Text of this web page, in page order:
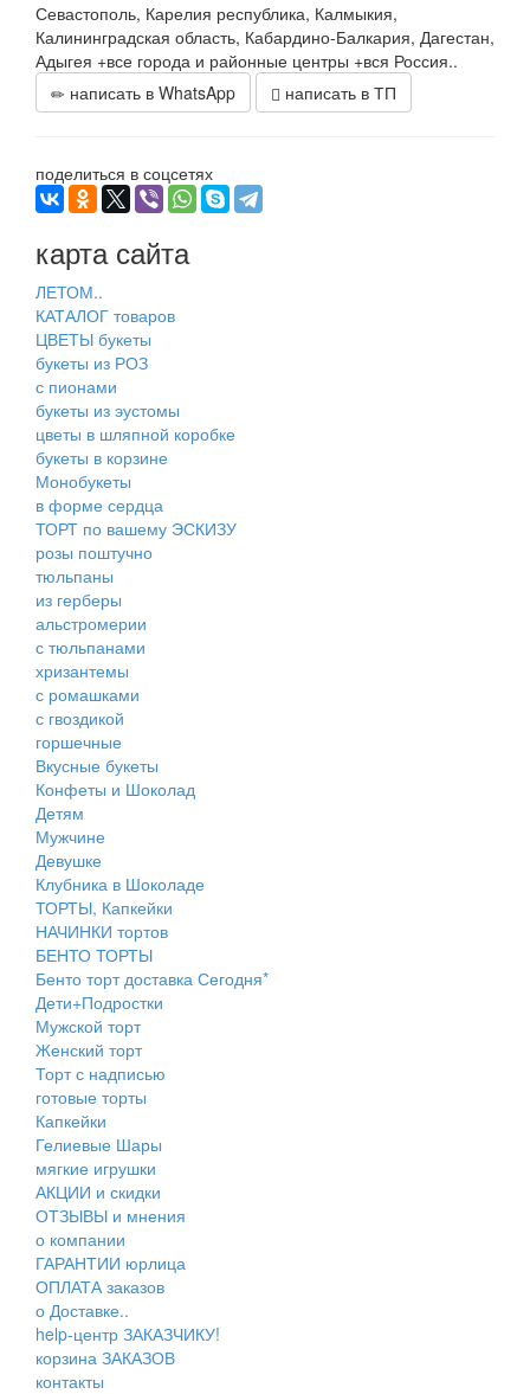
Севастополь, Карелия республика, Калмыкия,
Калининградская область, Кабардино-Балкария, Дагестан,
Адыгея +все города и районные центры +вся Россия..
написать в WhatsApp
написать в ТП
поделиться в соцсетях
карта сайта
ЛЕТОМ..
КАТАЛОГ товаров
ЦВЕТЫ букеты
букеты из РОЗ
с пионами
букеты из эустомы
цветы в шляпной коробке
букеты в корзине
Монобукеты
в форме сердца
ТОРТ по вашему ЭСКИЗУ
розы поштучно
тюльпаны
из герберы
альстромерии
с тюльпанами
хризантемы
с ромашками
с гвоздикой
горшечные
Вкусные букеты
Конфеты и Шоколад
Детям
Мужчине
Девушке
Клубника в Шоколаде
ТОРТЫ, Капкейки
НАЧИНКИ тортов
БЕНТО ТОРТЫ
Бенто торт доставка Сегодня*
Дети+Подростки
Мужской торт
Женский торт
Торт с надписью
готовые торты
Капкейки
Гелиевые Шары
мягкие игрушки
АКЦИИ и скидки
ОТЗЫВЫ и мнения
о компании
ГАРАНТИИ юрлица
ОПЛАТА заказов
о Доставке..
help-центр ЗАКАЗЧИКУ!
корзина ЗАКАЗОВ
контакты